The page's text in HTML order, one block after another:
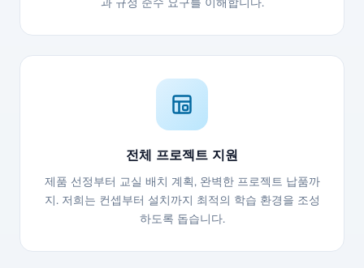
전체 프로젝트 지원
제품 선정부터 교실 배치 계획, 완벽한 프로젝트 납품까
지. 저희는 컨셉부터 설치까지 최적의 학습 환경을 조성
하도록 돕습니다.